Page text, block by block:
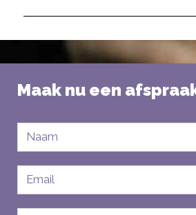
Maak nu een
mailadres